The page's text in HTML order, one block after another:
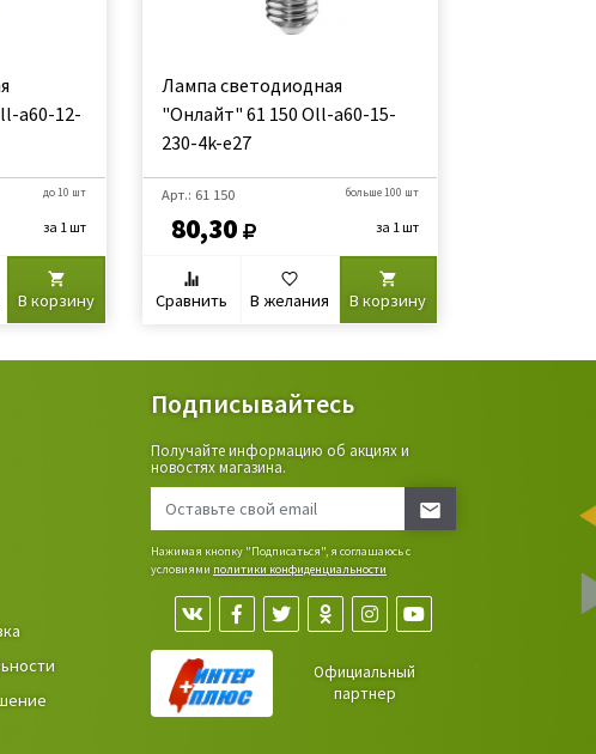
a60-12-
до 10 шт
за 1 шт
В корзину
Лампа светодиодная
"Онлайт" 61 150 Оll-a60-15-
230-4k-e27
Арт.: 61 150
80,30
больше 100 шт
за 1 шт
Сравнить В желания В корзину
сада,
Подписывайтесь
Получайте информацию об акциях и
новостях магазина.
Нажимая кнопку "Подписаться", я соглашаюсь с
условиями политики конфиденциальности
Официальный
партнер